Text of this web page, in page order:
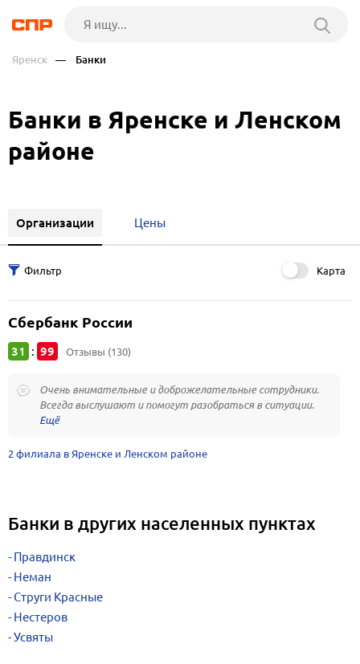
Яренск — Банки
Банки в Яренске и Ленском
районе
Организации Цены
Карта
Сбербанк России
31 : 99 Отзывы (130)
Очень внимательные и доброжелательные сотрудники.
Всегда выслушают и помогут разобраться в ситуации.
2 филиала в Яренске и Ленском районе
Банки в других населенных пунктах
Правдинск
Неман
Струги Красные
Нестеров
Усвяты